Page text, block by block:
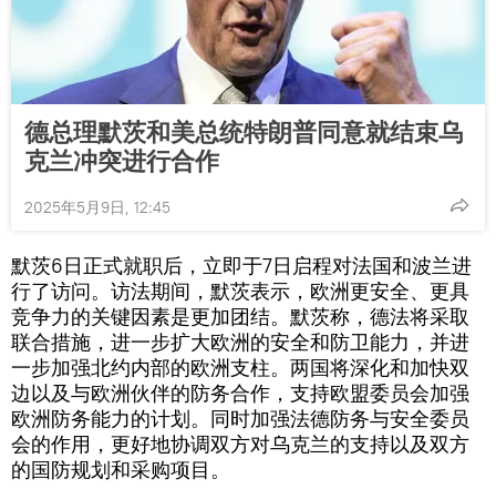
德总理默茨和美总统特朗普同意就结束乌
克兰冲突进行合作
2025年5月9日, 12:45
默茨6日正式就职后，立即于7日启程对法国和波兰进
行了访问。访法期间，默茨表示，欧洲更安全、更具
竞争力的关键因素是更加团结。默茨称，德法将采取
联合措施，进一步扩大欧洲的安全和防卫能力，并进
一步加强北约内部的欧洲支柱。两国将深化和加快双
边以及与欧洲伙伴的防务合作，支持欧盟委员会加强
欧洲防务能力的计划。同时加强法德防务与安全委员
会的作用，更好地协调双方对乌克兰的支持以及双方
的国防规划和采购项目。